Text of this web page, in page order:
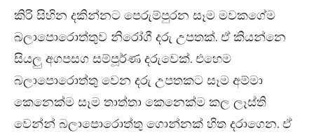
කිරි සිහින දකින්නට පෙරුම්පුරන සෑම මවකගේම
බලාපොරොත්තුව නිරෝගී දරු උපතක්. ඒ කියන්නෙ
සියලු අගපසග සම්පූර්ණ දරුවෙක්. එහෙම
බලාපොරොත්තු වෙන දරු උපතකට සෑම අම්මා
කෙනෙක්ම සෑම තාත්තා කෙනෙක්ම කල ලෑස්ති
වෙන්න් බලාපොරොත්තු ගොන්නක් හිත දරාගෙන. ඒ